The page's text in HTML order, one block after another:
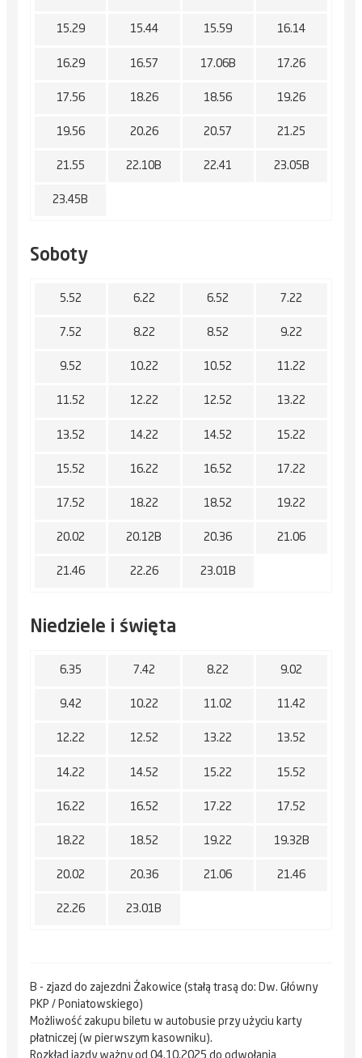
15.29 15.44 15.59 16.14
16.29 16.57 17.06B 17.26
17.56 18.26 18.56 19.26
19.56 20.26 20.57 21.25
21.55 22.10B 22.41 23.05B
23.45B
Soboty
5.52 6.22 6.52 7.22
7.52 8.22 8.52 9.22
9.52 10.22 10.52 11.22
11.52 12.22 12.52 13.22
13.52 14.22 14.52 15.22
15.52 16.22 16.52 17.22
17.52 18.22 18.52 19.22
20.02 20.12B 20.36 21.06
21.46 22.26 23.01B
Niedziele i święta
6.35 7.42 8.22 9.02
9.42 10.22 11.02 11.42
12.22 12.52 13.22 13.52
14.22 14.52 15.22 15.52
16.22 16.52 17.22 17.52
18.22 18.52 19.22 19.32B
20.02 20.36 21.06 21.46
22.26 23.01B
B - zjazd do zajezdni Żakowice (stałą trasą do: Dw. Główny
PKP / Poniatowskiego)
Możliwość zakupu biletu w autobusie przy użyciu karty
płatniczej (w pierwszym kasowniku).